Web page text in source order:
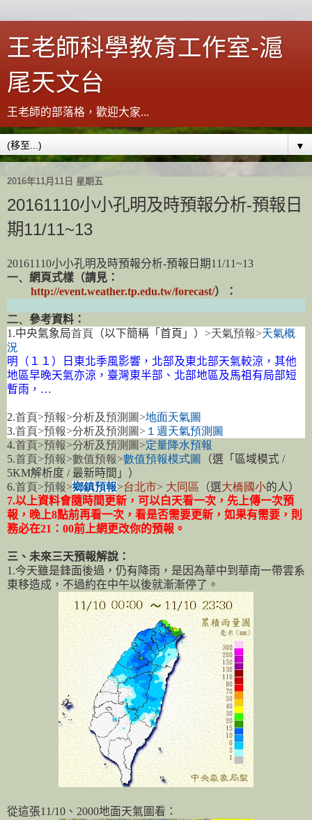
王老師科學教育工作室-滬
尾天文台
王老師的部落格，歡迎大家...
▼
2016年11月11日 星期五
20161110小小孔明及時預報分析-預報日
期11/11~13
20161110小小孔明及時預報分析-預報日期11/11~13
一、 網頁式樣（請見：
http://event.weather.tp.edu.tw/forecast/）：
二、 參考資料：
1.中央氣象局首頁 （以下簡稱「首頁」） >天氣預報>天氣概
況
明（１１）日東北季風影響，北部及東北部天氣較涼，其他
地區早晚天氣亦涼，臺灣東半部、北部地區及馬祖有局部短
暫雨， …
2.首頁>預報>分析及預測圖>地面天氣圖
3.首頁>預報>分析及預測圖> １週天氣預測圖
4.首頁>預報>分析及預測圖 >定量降水預報
5.首頁>預報>數值預報>數值預報模式圖 （選「區域模式 /
5KM解析度 / 最新時間」）
6.首頁>預報>鄉鎮預報>台北市> 大同區 （選大橋國小的人）
7.以上資料會隨時間更新，可以白天看一次，先上傳一次預
報，晚上8點前再看一次，看是否需要更新，如果有需要，則
務必在21 ： 00前上網更改你的預報。
三、未來三天預報解說：
1.今天雖是鋒面後過，仍有降雨，是因為華中到華南一帶雲系
東移造成，不過約在中午以後就漸漸停了。
從這張11/10 、 2000地面天氣圖看：